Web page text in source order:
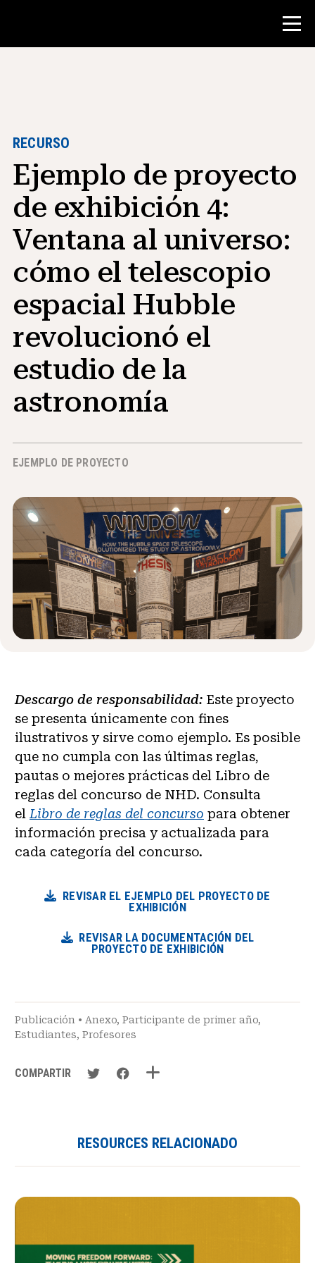
Recursos para maestros
Herramientas para el aula
Cursos
institutos
Enseñanza de Habilidades de
Investigación
Asesoramiento a estudiantes de NHD
Noticias y Eventos
Acerca de NHD®
RECURSO
Ejemplo de proyecto
de exhibición 4:
Ventana al universo:
cómo el telescopio
espacial Hubble
revolucionó el
estudio de la
astronomía
EJEMPLO DE PROYECTO
Descargo de responsabilidad: Este proyecto
se presenta únicamente con fines
ilustrativos y sirve como ejemplo. Es posible
que no cumpla con las últimas reglas,
pautas o mejores prácticas del Libro de
reglas del concurso de NHD. Consulta
elLibro de reglas del concurso para obtener
información precisa y actualizada para
cada categoría del concurso.
REVISAR EL EJEMPLO DEL PROYECTO DE
EXHIBICIÓN
REVISAR LA DOCUMENTACIÓN DEL
PROYECTO DE EXHIBICIÓN
Publicación • Anexo, Participante de primer año,
Estudiantes, Profesores
COMPARTIR
RESOURCES RELACIONADO